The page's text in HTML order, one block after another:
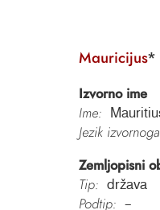
Mauricijus*
Izvorno ime
Ime:
Jezik
Zemljopisni
Tip:
država
Podtip: –